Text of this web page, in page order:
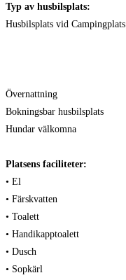
Typ av husbilsplats:
Husbilsplats vid Campingplats
Övernattning
Bokningsbar husbilsplats
Hundar välkomna
Platsens faciliteter:
• El
• Färskvatten
• Toalett
• Handikapptoalett
• Dusch
• Sopkärl